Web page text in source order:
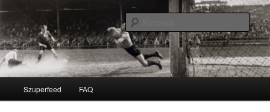
Zongoracipelő
Tovább az elsődleges tartalomra
Tovább a másodlagos tartalomra
Szuperfeed FAQ